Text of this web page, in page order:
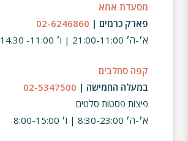
מסעדת אמא
פארק כרמים | 02-6246860
א׳-ה׳ 21:00-11:00 | ו׳ 11:00-
14:30
קפה סחלבים
במעלה החמישה | 02-5347500
פיצות פסטות סלטים
א׳-ה׳ 8:30-23:00 | ו׳ 8:00-15:00